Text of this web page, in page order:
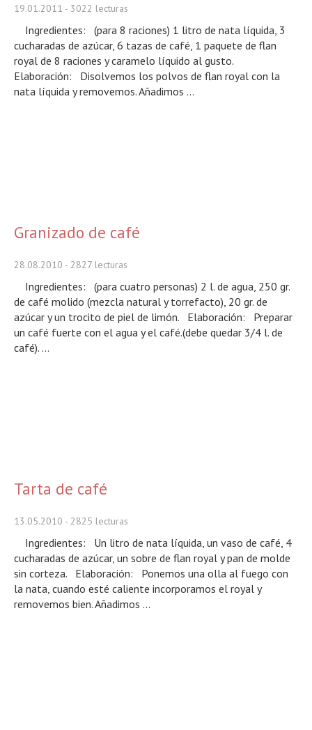
19.01.2011 - 3022 lecturas
Ingredientes: (para 8 raciones) 1 litro de nata líquida, 3
cucharadas de azúcar, 6 tazas de café, 1 paquete de flan
royal de 8 raciones y caramelo líquido al gusto.
Elaboración: Disolvemos los polvos de flan royal con la
nata líquida y removemos. Añadimos ...
Granizado de café
28.08.2010 - 2827 lecturas
Ingredientes: (para cuatro personas) 2 l. de agua, 250 gr.
de café molido (mezcla natural y torrefacto), 20 gr. de
azúcar y un trocito de piel de limón. Elaboración: Preparar
un café fuerte con el agua y el café.(debe quedar 3/4 l. de
café). ...
Tarta de café
13.05.2010 - 2825 lecturas
Ingredientes: Un litro de nata líquida, un vaso de café, 4
cucharadas de azúcar, un sobre de flan royal y pan de molde
sin corteza. Elaboración: Ponemos una olla al fuego con
la nata, cuando esté caliente incorporamos el royal y
removemos bien. Añadimos ...